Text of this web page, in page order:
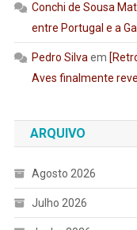
Conchi de Sousa
entre Portugal e a
Pedro Silvaem
Aves finalmente
ARQUIVO
Agosto 2026
Julho 2026